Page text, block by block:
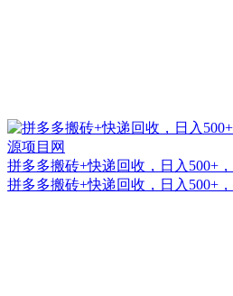
拼多多搬砖+快递回收，日入500+
拼多多搬砖+快递回收，日入500+